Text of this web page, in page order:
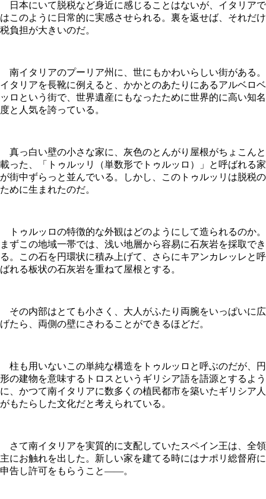
日本にいて脱税など身近に感じることはないが、イタリアで
はこのように日常的に実感させられる。裏を返せば、それだけ
税負担が大きいのだ。
南イタリアのプーリア州に、世にもかわいらしい街がある。
イタリアを長靴に例えると、かかとのあたりにあるアルベロベ
ッロという街で、世界遺産にもなったために世界的に高い知名
度と人気を誇っている。
真っ白い壁の小さな家に、灰色のとんがり屋根がちょこんと
載った、「トゥルッリ（単数形でトゥルッロ）」と呼ばれる家
が街中ずらっと並んでいる。しかし、このトゥルッリは脱税の
ために生まれたのだ。
トゥルッロの特徴的な外観はどのようにして造られるのか。
まずこの地域一帯では、浅い地層から容易に石灰岩を採取でき
る。この石を円環状に積み上げて、さらにキアンカレッレと呼
ばれる板状の石灰岩を重ねて屋根とする。
その内部はとても小さく、大人がふたり両腕をいっぱいに広
げたら、両側の壁にさわることができるほどだ。
柱も用いないこの単純な構造をトゥルッロと呼ぶのだが、円
形の建物を意味するトロスというギリシア語を語源とするよう
に、かつて南イタリアに数多くの植民都市を築いたギリシア人
がもたらした文化だと考えられている。
さて南イタリアを実質的に支配していたスペイン王は、全領
主にお触れを出した。新しい家を建てる時にはナポリ総督府に
申告し許可をもらうこと——。